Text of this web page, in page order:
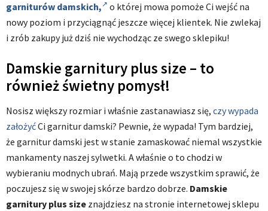
garniturów damskich,
o której mowa pomoże Ci wejść na
nowy poziom i przyciągnąć jeszcze więcej klientek. Nie zwlekaj
i zrób zakupy już dziś nie wychodząc ze swego sklepiku!
Damskie garnitury plus size – to
również świetny pomysł!
Nosisz większy rozmiar i właśnie zastanawiasz się, czy wypada
założyćCi garnitur damski? Pewnie, że wypada! Tym bardziej,
że garnitur damski jest w stanie zamaskować niemal wszystkie
mankamenty naszej sylwetki. A właśnie o to chodzi w
wybieraniu modnych ubrań. Mają przede wszystkim sprawić, że
poczujesz się w swojej skórze bardzo dobrze. Damskie
garnitury plus size znajdziesz na stronie internetowej sklepu